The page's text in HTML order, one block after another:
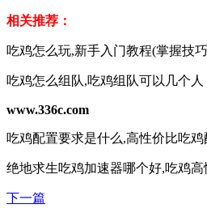
相关推荐：
吃鸡怎么玩,新手入门教程(掌握技
吃鸡怎么组队,吃鸡组队可以几个人
www.336c.com
吃鸡配置要求是什么,高性价比吃
绝地求生吃鸡加速器哪个好,吃鸡
下一篇